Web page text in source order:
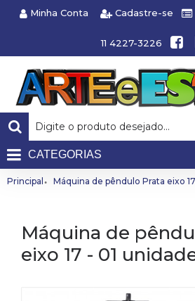
Minha Conta Cadastre-se
11 4227-3226
CATEGORIAS
Principal Máquina de pêndulo Prata eixo
Máquina de
eixo 17 - 01